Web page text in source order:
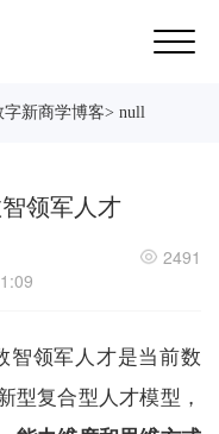
字新商学博客> null
领军人才
2491
智领军人才是当前数
型复合型人才模型，